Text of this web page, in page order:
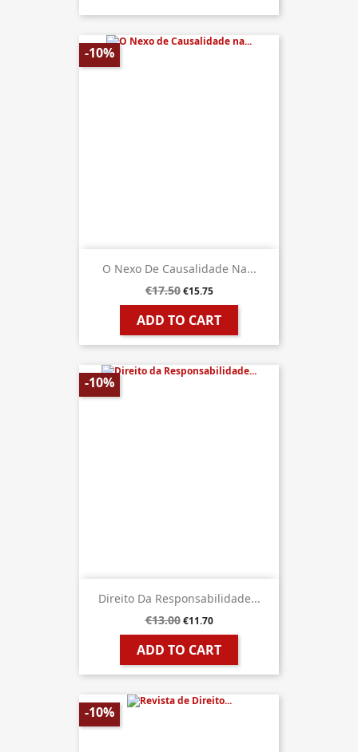
O Nexo De Causalidade Na...
€17.50 €15.75
ADD TO CART
-10%
Direito Da Responsabilidade...
€13.00 €11.70
ADD TO CART
-10%
-10%